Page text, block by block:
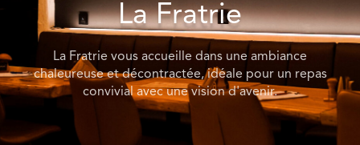
La Fratrie
La Fratrie vous accueille dans une ambiance
chaleureuse et décontractée, idéale pour un repas
convivial avec une vision d'avenir.